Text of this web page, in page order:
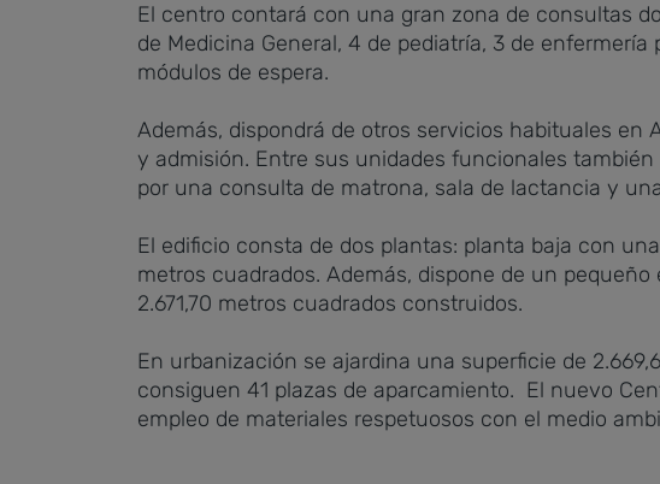
El centro contará con una gran zona de consultas
de Medicina General, 4 de pediatría, 3 de
módulos de espera.
Además, dispondrá de otros servicios habituales
y admisión. Entre sus unidades funcionales
por una consulta de matrona, sala de lactancia y
El edificio consta de dos plantas: planta baja con
metros cuadrados. Además, dispone de un
2.671,70 metros cuadrados construidos.
En urbanización se ajardina una superficie de
consiguen 41 plazas de aparcamiento. El nuevo
empleo de materiales respetuosos con el medio